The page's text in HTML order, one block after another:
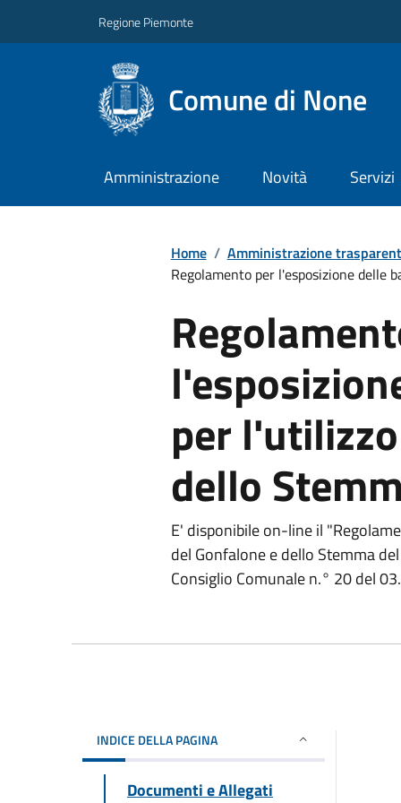
Regione Piemonte
Comune di None
Amministrazione Novità Servizi
Home / Amministrazione
Regolamento per l'esposizione delle
per
dello
E' disponibile on-line il
del Gonfalone e dello Stemma
Consiglio Comunale n.° 20 del
INDICE DELLA PAGINA
Documenti e Allegati